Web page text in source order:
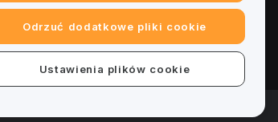
Odrzuć dodatkowe pliki cookie
Ustawienia plików cookie